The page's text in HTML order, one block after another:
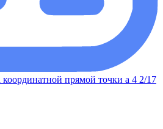
прямой точки а 4 2/17